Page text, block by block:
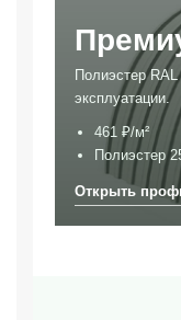
Полиэстер
эксплуатации.
461 ₽/м²
Полиэстер